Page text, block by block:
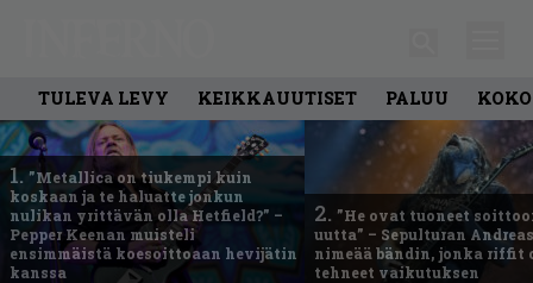
TULEVA LEVY KEIKKAUUTISET PALUU
1. ”Metallica on tiukempi kuin
koskaan ja te haluatte jonkun
nulikan yrittävän olla Hetfield?” –
Pepper Keenan muisteli
ensimmäistä koesoittoaan hevijätin
kanssa
2. ”He ovat tuoneet
uutta” – Sepulturan
nimeää bändin, jonka riffit
tehneet vaikutuksen